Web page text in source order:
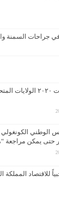
جراحات السمنة
نتائج الانتخابات ٢٠٢٠
الوطني الكونغولي
حتى يمكن مراجعة